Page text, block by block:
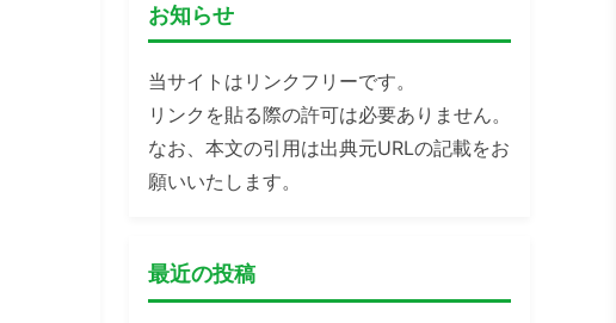
お知らせ
当サイトはリンクフリーです。
リンクを貼る際の許可は必要ありません。
なお、本文の引用は出典元URLの記載をお
願いいたします。
最近の投稿